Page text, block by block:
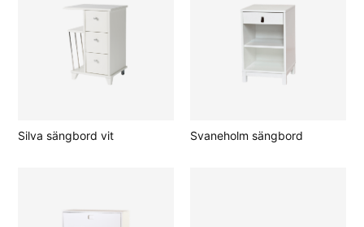
Silva sängbord vit Svaneholm sängbord